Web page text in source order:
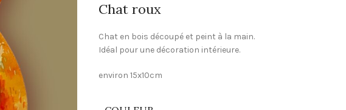
Chat roux
Chat en bois découpé et peint à la main.
Idéal pour une décoration intérieure.
environ 15x10cm